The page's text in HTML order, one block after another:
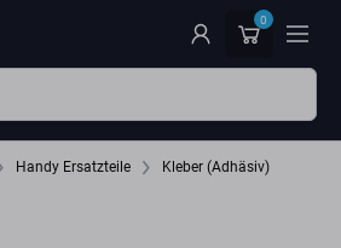
0
Handy Ersatzteile Kleber (Adhäsiv)